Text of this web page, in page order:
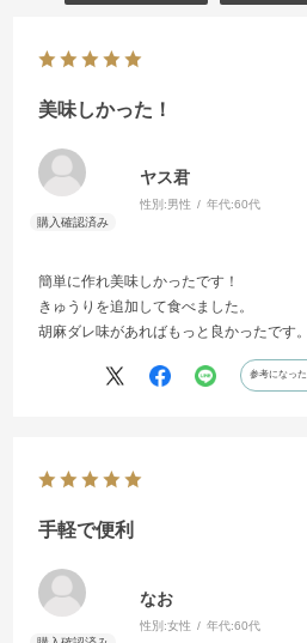
美味しかった！
ヤス君
性別:男性 年代:60代
簡単に作れ美味しかったです！
きゅうりを追加して食べました。
胡麻ダレ味があればもっと良かったです。
参考になった
手軽で便利
なお
性別:女性 年代:60代